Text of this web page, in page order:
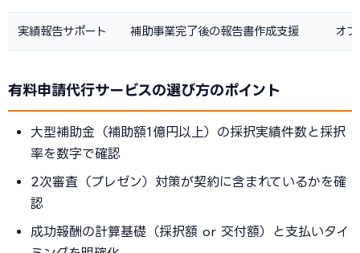
実績報告サポート 補助事業完了後の報告書作成支援 オ
有料申請代行サービスの選び方のポイント
大型補助金（補助額1億円以上）の採択実績件数と採択
率を数字で確認
2次審査（プレゼン）対策が契約に含まれているかを確
認
成功報酬の計算基礎（採択額 or 交付額）と支払いタイ